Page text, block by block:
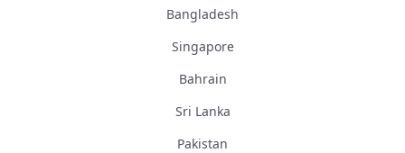
Bangladesh
Singapore
Bahrain
Sri Lanka
Pakistan